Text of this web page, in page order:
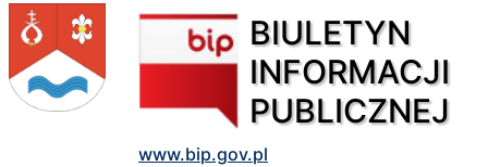
BIULETYN
INFORMACJI
PUBLICZNEJ
www.bip.gov.pl